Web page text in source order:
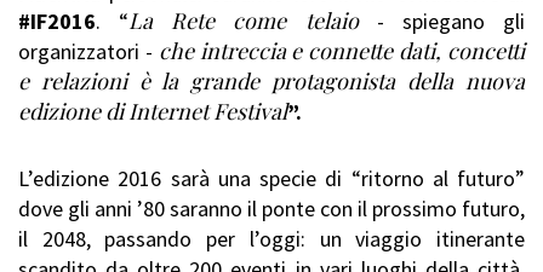
#IF2016. “La Rete come telaio- spiegano gli
organizzatori - che intreccia e connette dati, concetti
e relazioni è la grande protagonista della nuova
edizione di Internet Festival”.
L’edizione 2016 sarà una specie di “ritorno al futuro”
dove gli anni ’80 saranno il ponte con il prossimo futuro,
il 2048, passando per l’oggi: un viaggio itinerante